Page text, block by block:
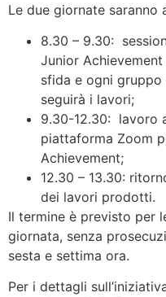
Le due giornate saranno
8.30 – 9.30:
Junior
sfida e ogni gruppo
seguirà i lavori;
9.30-12.30: lavoro
piattaforma Zoom
Achievement;
12.30 – 13.30:
dei lavori prodotti.
Il termine è previsto per
giornata, senza
sesta e settima ora.
Per i dettagli